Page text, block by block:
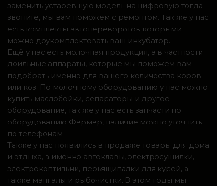
заменить устаревшую модель на цифровую тогда
звоните, мы вам поможем с ремонтом. Так же у нас
есть комплекты автопереворотов которыми
можно доукомплектовать ваш инкубатор.
Ещё у нас есть молочная продукция, а в частности
доильные аппараты, которые мы поможем вам
подобрать именно для вашего количества коров
или коз. По молочному оборудованию у нас можно
купить маслобойки, сепараторы и другое
оборудование, так же у нас есть запчасти по
оборудованию Фермер, наличие можно уточнить
по телефонам.
Также у нас появились в продаже товары для дома
и отдыха, а именно автоклавы, электросушилки,
электрокоптильни, перьящипалки для курей, а
также мангалы и рыбочистки. В этом годы мы